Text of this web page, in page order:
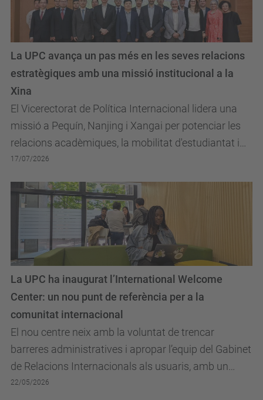
El Vicerectorat de Política Internacional lidera una
missió a Pequín, Nanjing i Xangai per potenciar les
relacions acadèmiques, la mobilitat d'estudiantat i
professorat, la recerca conjunta i...
La UPC avança un pas més en les seves relacions
estratègiques amb una missió institucional a la
Xina
17/07/2026
El nou centre neix amb la voluntat de trencar
barreres administratives i apropar l’equip del Gabinet
de Relacions Internacionals als usuaris, amb un
espai concebut com a lloc de trobada.
La UPC ha inaugurat l’International Welcome
Center: un nou punt de referència per a la
comunitat internacional
22/05/2026